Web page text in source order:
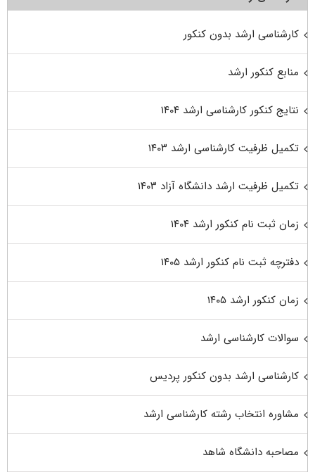
کارشناسی ارشد بدون کنکور
منابع کنکور ارشد
نتایج کنکور کارشناسی ارشد ۱۴۰۴
تکمیل ظرفیت کارشناسی ارشد ۱۴۰۳
تکمیل ظرفیت ارشد دانشگاه آزاد ۱۴۰۳
زمان ثبت نام کنکور ارشد ۱۴۰۴
دفترچه ثبت نام کنکور ارشد ۱۴۰۵
زمان کنکور ارشد ۱۴۰۵
سوالات کارشناسی ارشد
کارشناسی ارشد بدون کنکور پردیس
مشاوره انتخاب رشته کارشناسی ارشد
مصاحبه دانشگاه شاهد